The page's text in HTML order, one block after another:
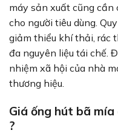
máy sản xuất cũng cần
cho người tiêu dùng.
giảm thiểu khí thải, rác
đa nguyên liệu tái chế.
nhiệm xã hội của nhà
thương hiệu.
Giá ống hút bã
?